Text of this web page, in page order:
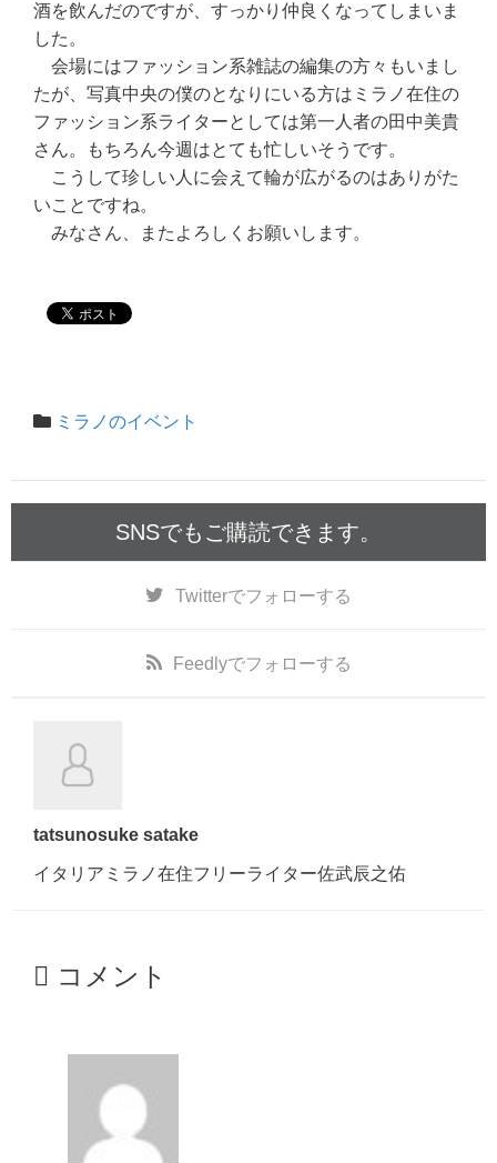
酒を飲んだのですが、すっかり仲良くなってしまいま
した。
会場にはファッション系雑誌の編集の方々もいまし
たが、写真中央の僕のとなりにいる方はミラノ在住の
ファッション系ライターとしては第一人者の田中美貴
さん。もちろん今週はとても忙しいそうです。
こうして珍しい人に会えて輪が広がるのはありがた
いことですね。
みなさん、またよろしくお願いします。
ミラノのイベント
SNSでもご購読できます。
Twitterでフォローする
Feedlyでフォローする
tatsunosuke satake
イタリアミラノ在住フリーライター佐武辰之佑
コメント